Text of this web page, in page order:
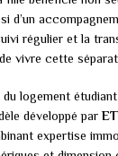
d’un
régulier et la
vivre cette
logement
développé par
expertise